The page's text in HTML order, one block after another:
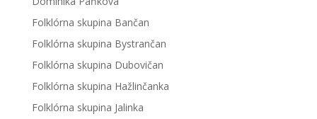
Folklórna skupina Bančan
Folklórna skupina Bystrančan
Folklórna skupina Dubovičan
Folklórna skupina Hažlinčanka
Folklórna skupina Jalinka